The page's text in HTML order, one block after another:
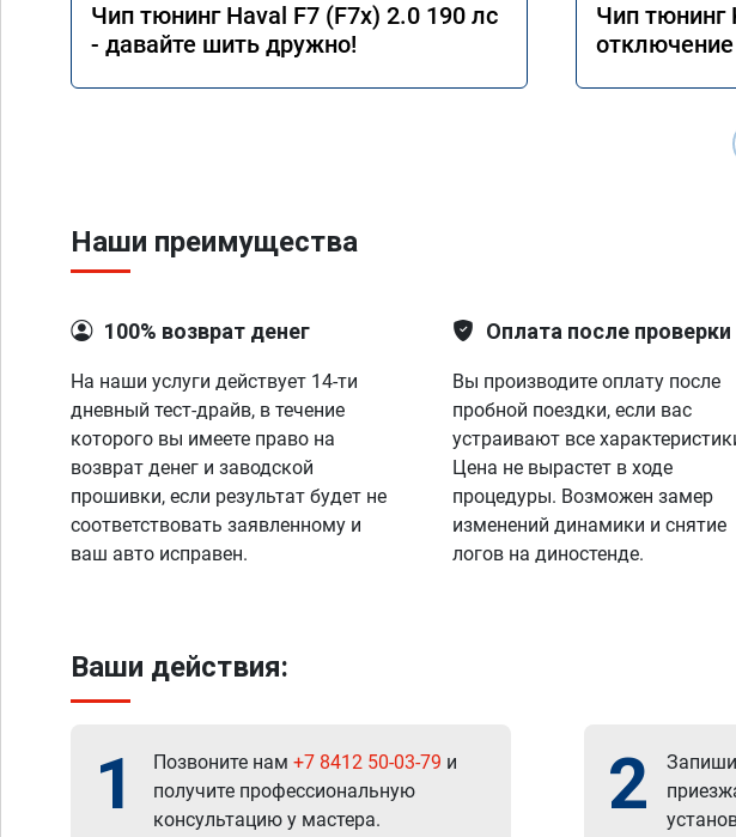
Чип тюнинг Haval F7 (F7x) 2.0 190 лс
- давайте шить дружно!
Чип тюнинг
Наши преимущества
100% возврат денег
На наши услуги действует 14-ти
дневный тест-драйв, в течение
которого вы имеете право на
возврат денег и заводской
прошивки, если результат будет не
соответствовать заявленному и
ваш авто исправен.
Оплата после проверки
Вы производите оплату после
пробной поездки, если вас
устраивают все
Цена не вырастет в ходе
процедуры. Возможен замер
изменений динамики и снятие
логов на диностенде.
Ваши действия:
1 Позвоните нам +7 8412 50-03-79 и
получите профессиональную
консультацию у мастера.
2